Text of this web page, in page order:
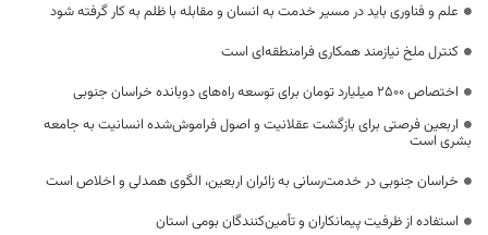
علم و فناوری باید در مسیر خدمت به انسان و مقابله با ظلم به کار گرفته شود
کنترل ملخ نیازمند همکاری فرامنطقه‌ای است
اختصاص 2500 میلیارد تومان برای توسعه راه‌های دوبانده خراسان جنوبی
اربعین فرصتی برای بازگشت عقلانیت و اصول فراموش‌شده انسانیت به جامعه
بشری است
خراسان جنوبی در خدمت‌رسانی به زائران اربعین، الگوی همدلی و اخلاص است
استفاده از ظرفیت پیمانکاران و تأمین‌کنندگان بومی استان